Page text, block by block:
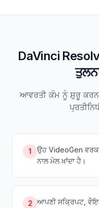
DaVinci
ਆਵਰਤੀ ਕੰਮ ਨੂੰ ਸ਼ੁਰੂ ਕਰਨ
1
ਉਹ VideoGen
ਨਾਲ ਮੇਲ ਖਾਂਦਾ ਹੈ।
2 ਆਪਣੀ ਸਕ੍ਰਿਪਟ,